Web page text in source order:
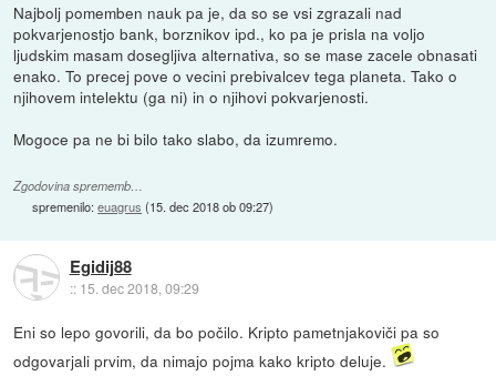
Najbolj pomemben nauk pa je, da so se vsi zgrazali nad
pokvarjenostjo bank, borznikov ipd., ko pa je prisla na voljo
ljudskim masam dosegljiva alternativa, so se mase zacele obnasati
enako. To precej pove o vecini prebivalcev tega planeta. Tako o
njihovem intelektu (ga ni) in o njihovi pokvarjenosti.
Mogoce pa ne bi bilo tako slabo, da izumremo.
Zgodovina sprememb…
spremenilo:euagrus (15. dec 2018 ob 09:27)
Egidij88
:: 15. dec 2018, 09:29
Eni so lepo govorili, da bo počilo. Kripto pametnjakoviči pa so
odgovarjali prvim, da nimajo pojma kako kripto deluje.